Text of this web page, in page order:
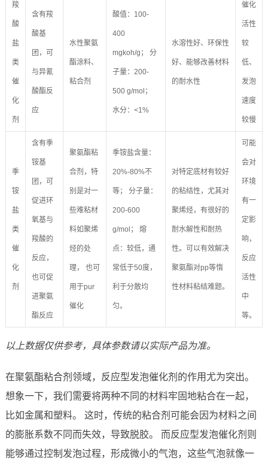
羧
酸
盐
类
催
化
剂
含有羧
酸基
团，可
与异氰
酸酯反
应
水性聚氨
酯涂料、
粘合剂
酸值：100-
400
mgkoh/g； 分
子量：200-
500 g/mol；
水分：<1%
水溶性好、环保性
好、能够改善材料
的耐水性
催化
活性
较
低、
发泡
速度
较慢
季
铵
盐
类
催
化
剂
含有季
铵基
团，可
促进环
氧基与
羧酸的
反应，
也可促
进聚氨
酯反应
聚氨酯粘
合剂，特
别是对一
些难粘材
料如聚烯
烃的处
理， 也可
用于pur
催化
季铵盐含量：
20%-80%不
等； 分子量：
200-600
g/mol； 熔
点：较低，通
常低于50度，
利于分散均
匀。
对特定底材有较好
的粘结性，尤其对
聚烯烃，有很好的
耐水解性和耐热
性。可以有效解决
聚氨酯对pp等惰
性材料粘结难题。
可能
会对
环境
有一
定影
响，
反应
活性
中
等。
以上数据仅供参考，具体参数请以实际产品为准。
在聚氨酯粘合剂领域，反应型发泡催化剂的作用尤为突出。
想象一下，我们需要将两种不同的材料牢固地粘合在一起，
比如金属和塑料。 这时，传统的粘合剂可能会因为材料之间
的膨胀系数不同而失效，导致脱胶。 而反应型发泡催化剂则
能够通过控制发泡过程，形成微小的气泡，这些气泡就像一